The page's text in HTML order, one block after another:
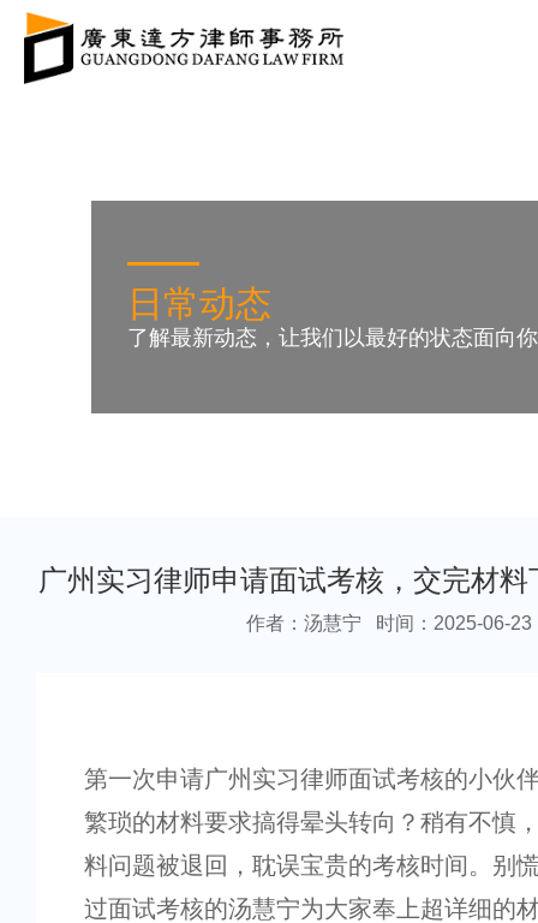
日常动态
了解最新动态，让我们以最好的状态面向你
广州实习律师申请面试考核，交完材
作者：汤慧宁 时间：2025-06-23
第一次申请广州实习律师面试考核的小伙
繁琐的材料要求搞得晕头转向？稍有不慎
料问题被退回，耽误宝贵的考核时间。别
过面试考核的汤慧宁为大家奉上超详细的